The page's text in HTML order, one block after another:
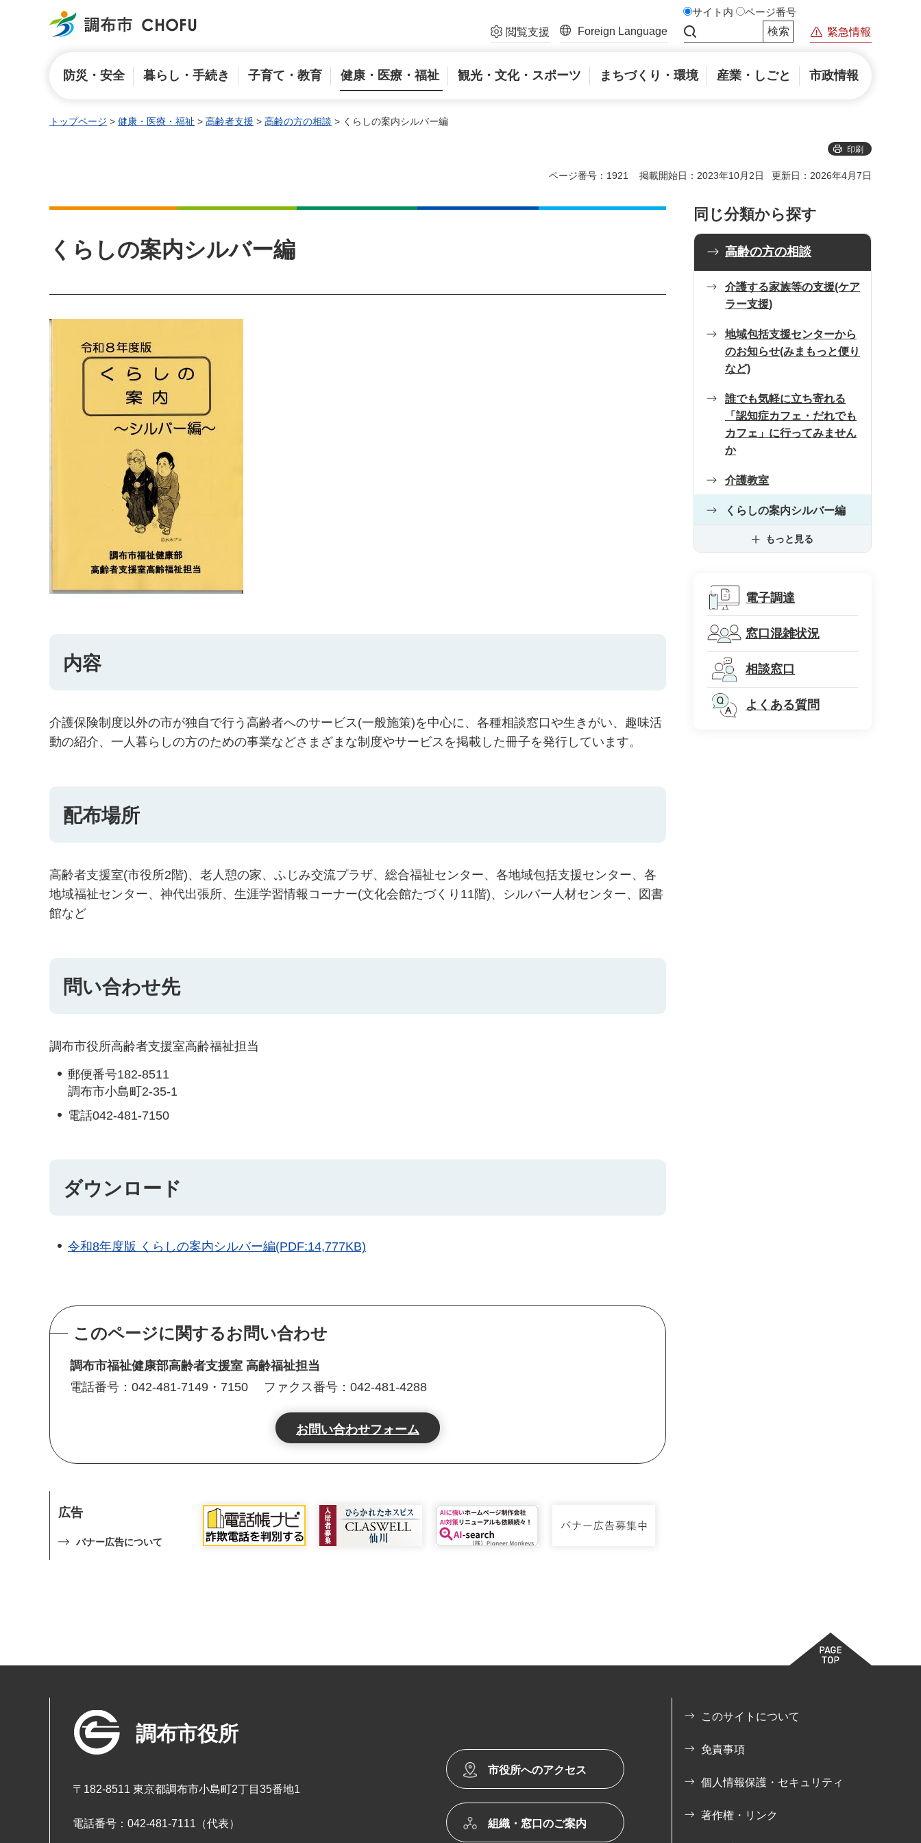
調布市 閲覧支援 Foreign Language
サイト内 ページ番号
緊急情報
防災・安全 暮らし・手続き 子育て・教育 健康・医療・福祉 観光・文化・スポーツ まちづくり・環境 産業・しごと 市政情報
トップページ > 健康・医療・福祉 > 高齢者支援 > 高齢の方の相談 > くらしの案内シルバー編
印刷
ページ番号：1921 掲載開始日：2023年10月2日 更新日：2026年4月7日
くらしの案内シルバー編
内容
介護保険制度以外の市が独自で行う高齢者へのサービス(一般施策)を中心に、各種相談窓口や生きがい、趣味活
動の紹介、一人暮らしの方のための事業などさまざまな制度やサービスを掲載した冊子を発行しています。
配布場所
高齢者支援室(市役所2階)、老人憩の家、ふじみ交流プラザ、総合福祉センター、各地域包括支援センター、各
地域福祉センター、神代出張所、生涯学習情報コーナー(文化会館たづくり11階)、シルバー人材センター、図書
館など
問い合わせ先
調布市役所高齢者支援室高齢福祉担当
郵便番号182-8511
調布市小島町2-35-1
電話042-481-7150
ダウンロード
令和8年度版 くらしの案内シルバー編(PDF:14,777KB)
このページに関するお問い合わせ
調布市福祉健康部高齢者支援室 高齢福祉担当
電話番号：042-481-7149・7150
ファクス番号：042-481-4288
広告
バナー広告について
同じ分類から探す
高齢の方の相談
介護する家族等の支援(ケア
ラー支援)
地域包括支援センターから
のお知らせ(みまもっと便り
など)
誰でも気軽に立ち寄れる
「認知症カフェ・だれでも
カフェ」に行ってみません
か
介護教室
くらしの案内シルバー編
もっと見る
電子調達
窓口混雑状況
相談窓口
よくある質問
調布市役所
〒182-8511 東京都調布市小島町2丁目35番地1
電話番号：042-481-7111（代表）
市役所へのアクセス
組織・窓口のご案内
このサイトについて
免責事項
個人情報保護・セキュリティ
著作権・リンク